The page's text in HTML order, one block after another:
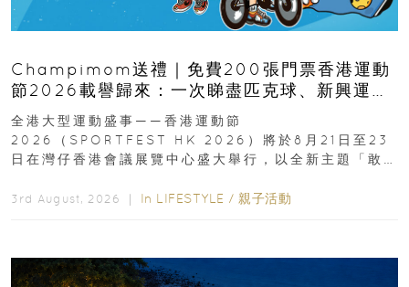
Champimom送禮｜免費200張門票香港運動
節2026載譽歸來：一次睇盡匹克球、新興運
動、街舞比賽＋逾百運動品牌展覽
全港大型運動盛事——香港運動節
2026（SPORTFEST HK 2026）將於8月21日至23
日在灣仔香港會議展覽中心盛大舉行，以全新主題「敢
3rd August, 2026 ｜ In LIFESTYLE / 親子活動